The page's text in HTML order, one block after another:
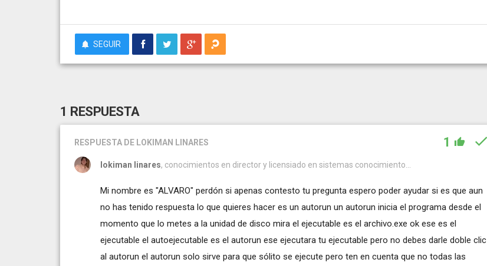
SEGUIR
1 RESPUESTA
RESPUESTA DE LOKIMAN LINARES 1
lokiman linares, conocimientos en director y licensiado en sistemas conocimiento...
Mi nombre es "ALVARO" perdón si apenas contesto tu pregunta espero poder ayudar si es que aun
no has tenido respuesta lo que quieres hacer es un autorun un autorun inicia el programa desde el
momento que lo metes a la unidad de disco mira el ejecutable es el archivo.exe ok ese es el
ejecutable el autoejecutable es el autorun ese ejecutara tu ejecutable pero no debes darle doble clic
al autorun el autorun solo sirve para que sólito se ejecute pero ten en cuenta que no todas las